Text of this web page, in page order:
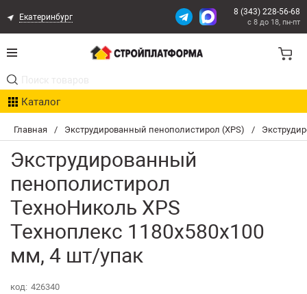
Главная / Экструдированный пенополистирол (XPS) /
Экструдированный
пенополистирол
ТехноНиколь XPS
Техноплекс 1180х580х100
мм, 4 шт/упак
код: 426340
Екатеринбург
8 (343) 228-56-68
с 8 до 18, пн-пт
Каталог
Акции
Расчет доставки
Организациям
Опыт поставок
Статьи
Контакты